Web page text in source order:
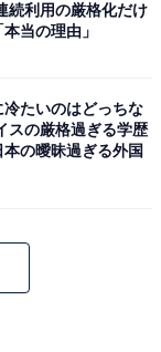
クイズ】
続利用の厳格化だけ
当の理由」
冷たいのはどっちな
スの厳格過ぎる学歴
の曖昧過ぎる外国